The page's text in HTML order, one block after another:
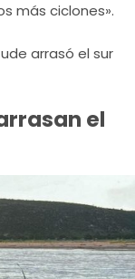
más ciclones».
arrasó el sur
el